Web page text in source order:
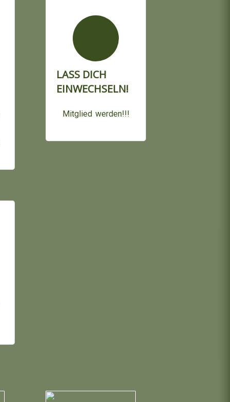
LASS DICH
EINWECHSELN!
Mitglied werden!!!